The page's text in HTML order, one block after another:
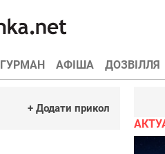
ГУРМАН АФІША ДОЗВІЛЛЯ
+ Додати прикол